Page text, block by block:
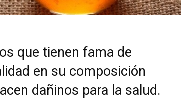
que tienen fama de
en su composición
dañinos para la salud.